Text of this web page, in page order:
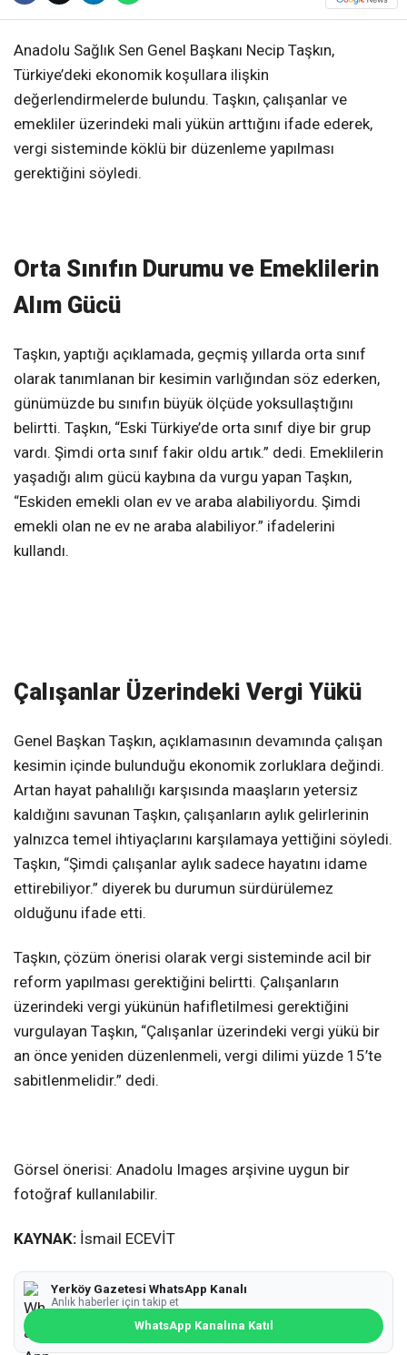
Anadolu Sağlık Sen Genel Başkanı Necip Taşkın,
Türkiye’deki ekonomik koşullara ilişkin
değerlendirmelerde bulundu. Taşkın, çalışanlar ve
emekliler üzerindeki mali yükün arttığını ifade ederek,
vergi sisteminde köklü bir düzenleme yapılması
gerektiğini söyledi.
Orta Sınıfın Durumu ve Emeklilerin
Alım Gücü
Taşkın, yaptığı açıklamada, geçmiş yıllarda orta sınıf
olarak tanımlanan bir kesimin varlığından söz ederken,
günümüzde bu sınıfın büyük ölçüde yoksullaştığını
belirtti. Taşkın, “Eski Türkiye’de orta sınıf diye bir grup
vardı. Şimdi orta sınıf fakir oldu artık.” dedi. Emeklilerin
yaşadığı alım gücü kaybına da vurgu yapan Taşkın,
“Eskiden emekli olan ev ve araba alabiliyordu. Şimdi
emekli olan ne ev ne araba alabiliyor.” ifadelerini
kullandı.
Çalışanlar Üzerindeki Vergi Yükü
Genel Başkan Taşkın, açıklamasının devamında çalışan
kesimin içinde bulunduğu ekonomik zorluklara değindi.
Artan hayat pahalılığı karşısında maaşların yetersiz
kaldığını savunan Taşkın, çalışanların aylık gelirlerinin
yalnızca temel ihtiyaçlarını karşılamaya yettiğini söyledi.
Taşkın, “Şimdi çalışanlar aylık sadece hayatını idame
ettirebiliyor.” diyerek bu durumun sürdürülemez
olduğunu ifade etti.
Taşkın, çözüm önerisi olarak vergi sisteminde acil bir
reform yapılması gerektiğini belirtti. Çalışanların
üzerindeki vergi yükünün hafifletilmesi gerektiğini
vurgulayan Taşkın, “Çalışanlar üzerindeki vergi yükü bir
an önce yeniden düzenlenmeli, vergi dilimi yüzde 15’te
sabitlenmelidir.” dedi.
Görsel önerisi: Anadolu Images arşivine uygun bir
fotoğraf kullanılabilir.
KAYNAK: İsmail ECEVİT
Yerköy Gazetesi WhatsApp Kanalı
Anlık haberler için takip et
WhatsApp Kanalına Katıl